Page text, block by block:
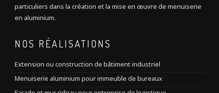
particuliers dans la création et la mise en œuvre de menuiserie
en aluminium.
NOS RÉALISATIONS
Extension ou construction de bâtiment industriel
Menuiserie aluminium pour immeuble de bureaux